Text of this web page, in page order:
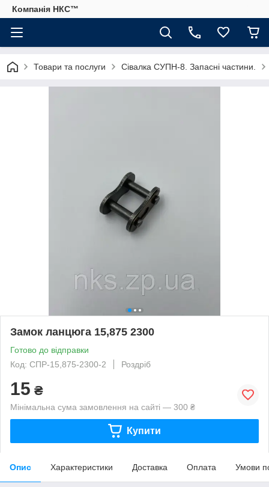
Компанія НКС™
Товари та послуги Сівалка СУПН-8. Запасні частини.
Замок ланцюга 15,875 2300
Готово до відправки
Код: СПР-15,875-2300-2
Роздріб
15 ₴
Мінімальна сума замовлення на сайті — 300 ₴
Купити
Опис Характеристики Доставка Оплата Умови